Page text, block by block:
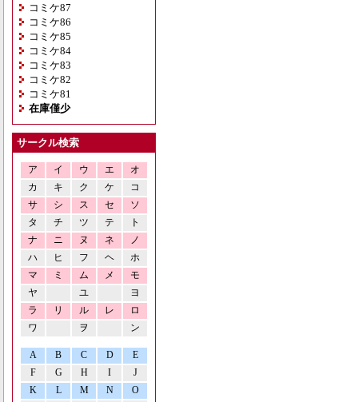
コミケ87
コミケ86
コミケ85
コミケ84
コミケ83
コミケ82
コミケ81
在庫僅少
サークル検索
ア イ ウ エ
オ
カ
キ ク ケ
コ
サ
シ ス セ
ソ
タ
チ ツ テ
ト
ナ
ニ ヌ ネ
ノ
ハ
ヒ フ ヘ
ホ
マ
ミ ム メ
モ
ヤ
ユ
ヨ
ラ
リ ル レ
ロ
ワ
ヲ ン
A B C D
E
F
G H I
J
K
L M N O